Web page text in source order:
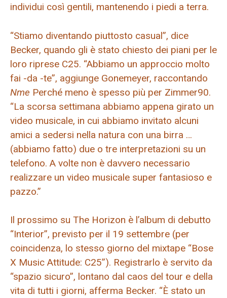
individui così gentili, mantenendo i piedi a terra.
“Stiamo diventando piuttosto casual”, dice
Becker, quando gli è stato chiesto dei piani per le
loro riprese C25. “Abbiamo un approccio molto
fai -da -te”, aggiunge Gonemeyer, raccontando
Nme Perché meno è spesso più per Zimmer90.
“La scorsa settimana abbiamo appena girato un
video musicale, in cui abbiamo invitato alcuni
amici a sedersi nella natura con una birra …
(abbiamo fatto) due o tre interpretazioni su un
telefono. A volte non è davvero necessario
realizzare un video musicale super fantasioso e
pazzo.”
Il prossimo su The Horizon è l’album di debutto
“Interior”, previsto per il 19 settembre (per
coincidenza, lo stesso giorno del mixtape “Bose
X Music Attitude: C25”). Registrarlo è servito da
“spazio sicuro”, lontano dal caos del tour e della
vita di tutti i giorni, afferma Becker. “È stato un